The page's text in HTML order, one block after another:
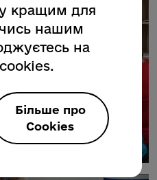
кращим для
нашим
на
Більше про
Cookies